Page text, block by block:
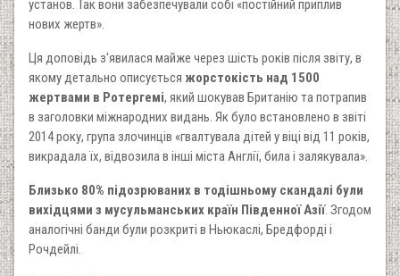
установ. Так вони забезпечували собі «постійний приплив
нових жертв».
Ця доповідь з'явилася майже через шість років після звіту, в
якому детально описується жорстокість над 1500
жертвами в Ротергемі, який шокував Британію та потрапив
в заголовки міжнародних видань. Як було встановлено в звіті
2014 року, група злочинців «гвалтувала дітей у віці від 11 років,
викрадала їх, відвозила в інші міста Англії, била і залякувала».
Близько 80% підозрюваних в тодішньому скандалі були
вихідцями з мусульманських країн Південної Азії. Згодом
аналогічні банди були розкриті в Ньюкаслі, Бредфорді і
Рочдейлі.